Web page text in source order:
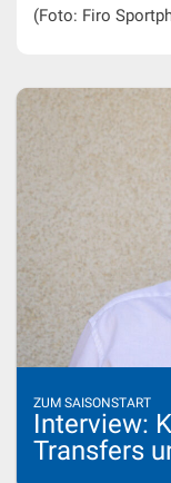
(Foto: Firo
ZUM SAISONSTART
Interview:
Transfers